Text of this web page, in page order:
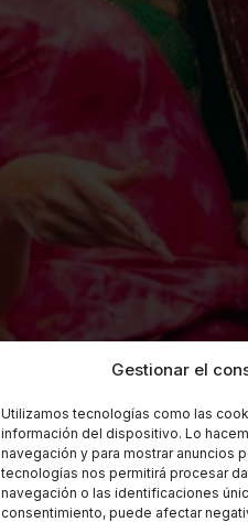
Gestionar el
Utilizamos tecnologías como las
información del dispositivo. Lo
navegación y para mostrar anuncios
tecnologías nos permitirá procesar
navegación o las identificaciones
consentimiento, puede afectar